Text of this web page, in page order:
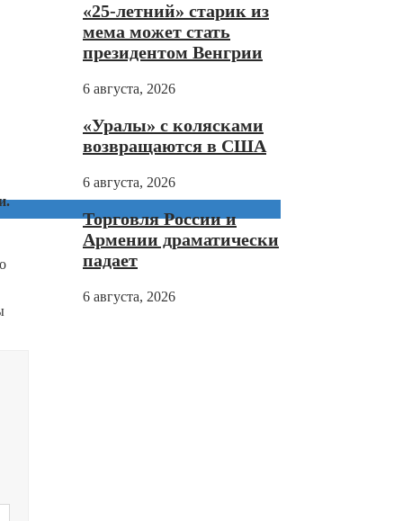
«25-летний» старик из
мема может стать
президентом Венгрии
6 августа, 2026
«Уралы» с колясками
возвращаются в США
6 августа, 2026
Торговля России и
Армении драматически
падает
6 августа, 2026